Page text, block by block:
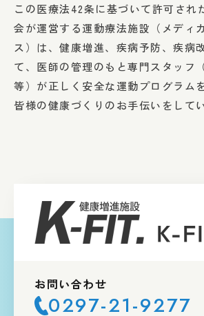
この医療法42条に基づいて許可され
会が運営する運動療法施設（メディ
ス）は、健康増進、疾病予防、疾病
て、医師の管理のもと専門スタッフ
等）が正しく安全な運動プログラム
皆様の健康づくりのお手伝いをして
お問い合わせ
0297-21-9277